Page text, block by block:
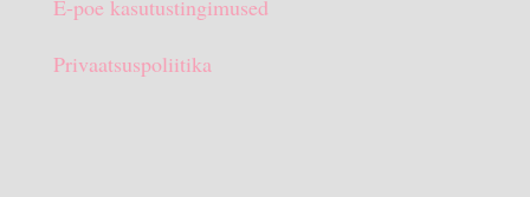
E-poe kasutustingimused
Privaatsuspoliitika